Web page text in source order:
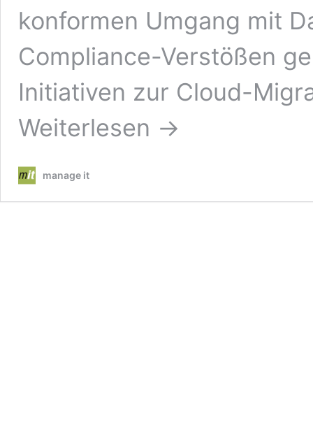
konformen Umgang mit
Compliance-Verstößen
Initiativen zur Cloud-
Weiterlesen →
manage it